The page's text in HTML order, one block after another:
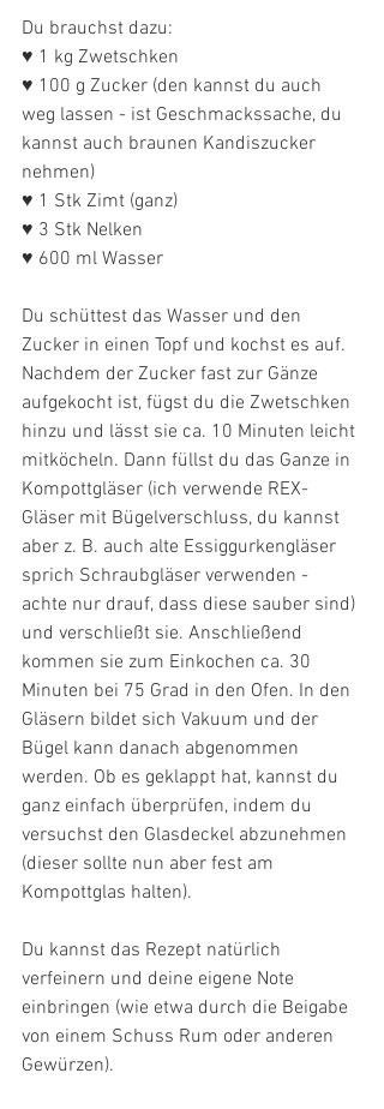
Du brauchst dazu:
♥ 1 kg Zwetschken
♥ 100 g Zucker (den kannst du auch
weg lassen - ist Geschmackssache, du
kannst auch braunen Kandiszucker
nehmen)
♥ 1 Stk Zimt (ganz)
♥ 3 Stk Nelken
♥ 600 ml Wasser
Du schüttest das Wasser und den
Zucker in einen Topf und kochst es auf.
Nachdem der Zucker fast zur Gänze
aufgekocht ist, fügst du die Zwetschken
hinzu und lässt sie ca. 10 Minuten leicht
mitköcheln. Dann füllst du das Ganze in
Kompottgläser (ich verwende REX-
Gläser mit Bügelverschluss, du kannst
aber z. B. auch alte Essiggurkengläser
sprich Schraubgläser verwenden -
achte nur drauf, dass diese sauber sind)
und verschließt sie. Anschließend
kommen sie zum Einkochen ca. 30
Minuten bei 75 Grad in den Ofen. In den
Gläsern bildet sich Vakuum und der
Bügel kann danach abgenommen
werden. Ob es geklappt hat, kannst du
ganz einfach überprüfen, indem du
versuchst den Glasdeckel abzunehmen
(dieser sollte nun aber fest am
Kompottglas halten).
Du kannst das Rezept natürlich
verfeinern und deine eigene Note
einbringen (wie etwa durch die Beigabe
von einem Schuss Rum oder anderen
Gewürzen).